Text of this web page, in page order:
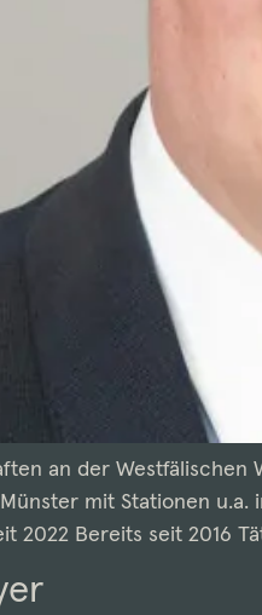
an der
mit Stationen
2022 Bereits seit 2016